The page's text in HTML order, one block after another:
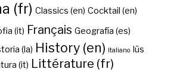
(fr) Classics (en) Cocktail (en)
(it) Français Geografía (es)
(la) History (en) Italiano
Iūs
(it) Littérature (fr)